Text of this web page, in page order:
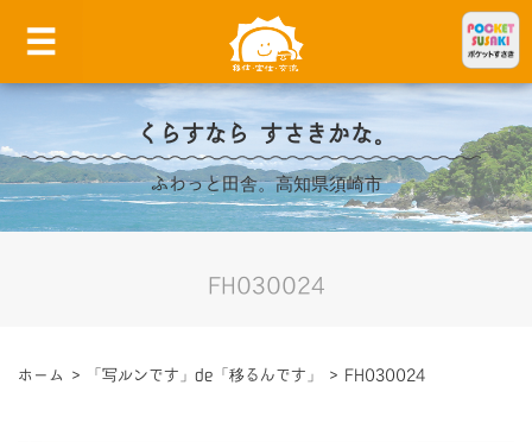
くらすなら すさきかな。
ふわっと田舎。高知県須崎市
FH030024
ホーム > 「写ルンです」de「移るんです」 > FH030024